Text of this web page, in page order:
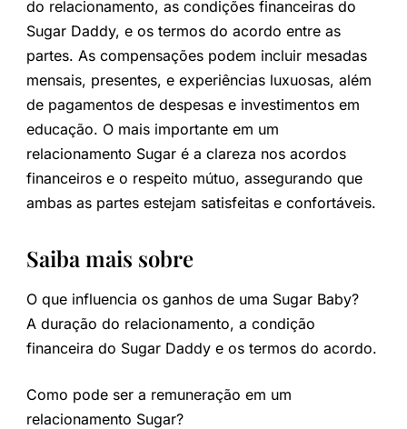
do relacionamento, as condições financeiras do
Sugar Daddy, e os termos do acordo entre as
partes. As compensações podem incluir mesadas
mensais, presentes, e experiências luxuosas, além
de pagamentos de despesas e investimentos em
educação. O mais importante em um
relacionamento Sugar é a clareza nos acordos
financeiros e o respeito mútuo, assegurando que
ambas as partes estejam satisfeitas e confortáveis.
Saiba mais sobre
O que influencia os ganhos de uma Sugar Baby?
A duração do relacionamento, a condição
financeira do Sugar Daddy e os termos do acordo.
Como pode ser a remuneração em um
relacionamento Sugar?